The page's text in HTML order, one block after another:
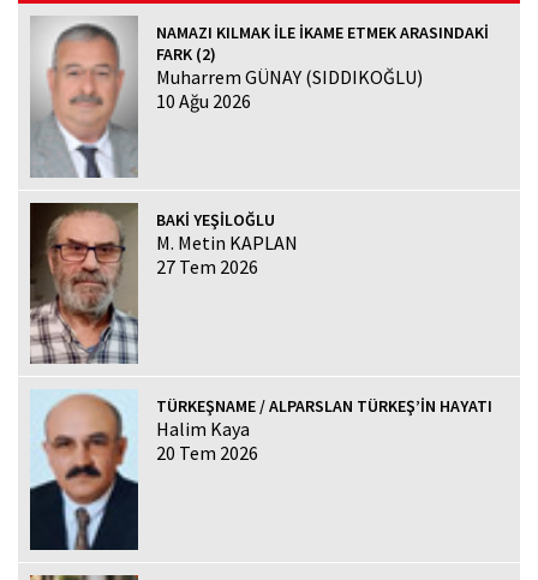
NAMAZI KILMAK İLE İKAME ETMEK ARASINDAKİ
FARK (2)
Muharrem GÜNAY (SIDDIKOĞLU)
10 Ağu 2026
BAKİ YEŞİLOĞLU
M. Metin KAPLAN
27 Tem 2026
TÜRKEŞNAME / ALPARSLAN TÜRKEŞ’İN HAYATI
Halim Kaya
20 Tem 2026